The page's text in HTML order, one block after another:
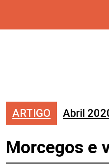
ARTIGO Abril
Morcegos e